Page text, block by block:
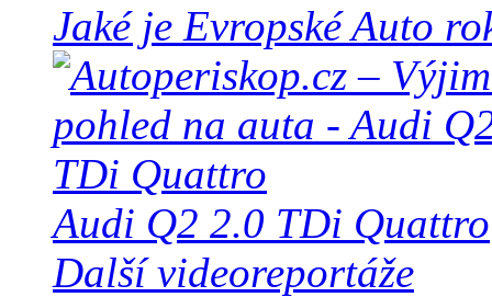
Jaké je Evropské Auto
Audi Q2 2.0 TDi Quattro
Další videoreportáže